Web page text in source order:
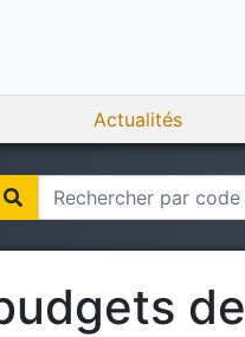
Actualités
de